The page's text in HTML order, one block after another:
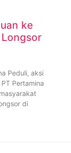
ke
Peduli, aksi
Pertamina
di